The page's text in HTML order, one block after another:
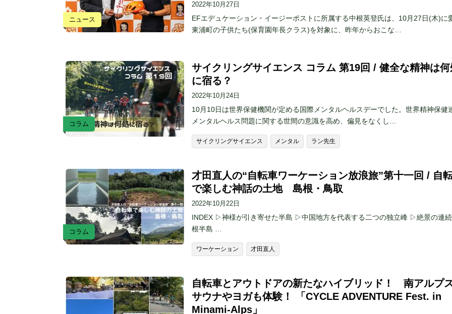
ニュース
2022年10月27日
EFエデュケーション・イージーポストに所属する中根英登氏は、10月27日(木)に
東浦町の子供たち(保育園年長クラス)を対象に、昨年からおこな…
コラム
サイクリングサイエンス コラム 第19回 / 健全な精神は何
に宿る？
2022年10月24日
10月10日は世界保健機関が定める国際メンタルヘルスデーでした。世界精神保健
メンタルヘルス問題に関する世間の意識を高め、偏見をなくし…
サイクリングサイエンス メンタル ラン先生
コラム
才田直人の“自転車ワーケーション放浪旅”第十一回 / 自
で楽しむ神話の土地 島根・鳥取
2022年10月22日
INDEX ▷神様が引き寄せた半島 ▷中国地方を代表する二つの独立峰 ▷絶景の連
根半島 …
ワーケーション 才田直人
自転車とアウトドアの新たなハイブリッド！ 南アルプ
サウナやヨガも体験！ 「CYCLE ADVENTURE Fest. in
Minami-Alps」